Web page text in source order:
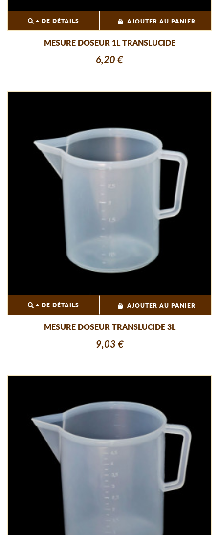
+ DE DÉTAILS AJOUTER AU PANIER
MESURE DOSEUR 1L TRANSLUCIDE
6,20 €
+ DE DÉTAILS AJOUTER AU PANIER
MESURE DOSEUR TRANSLUCIDE 3L
9,03 €